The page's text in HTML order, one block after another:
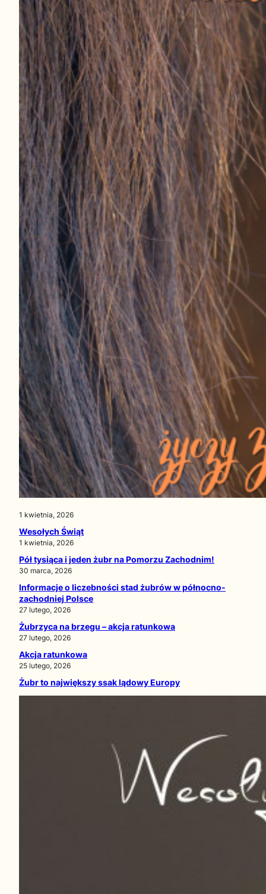
1 kwietnia, 2026
Wesołych Świąt
1 kwietnia, 2026
Pół tysiąca i jeden żubr na Pomorzu Zachodnim!
30 marca, 2026
Informacje o liczebności stad żubrów w północno-
zachodniej Polsce
27 lutego, 2026
Żubrzyca na brzegu – akcja ratunkowa
27 lutego, 2026
Akcja ratunkowa
25 lutego, 2026
Żubr to największy ssak lądowy Europy